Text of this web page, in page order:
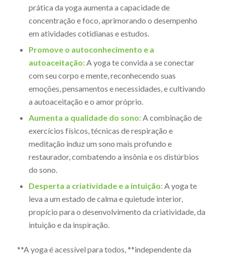
prática da yoga aumenta a capacidade de
concentração e foco, aprimorando o desempenho
em atividades cotidianas e estudos.
Promove o autoconhecimento e a
autoaceitação:A yoga te convida a se conectar
com seu corpo e mente, reconhecendo suas
emoções, pensamentos e necessidades, e cultivando
a autoaceitação e o amor próprio.
Aumenta a qualidade do sono:A combinação de
exercícios físicos, técnicas de respiração e
meditação induz um sono mais profundo e
restaurador, combatendo a insônia e os distúrbios
do sono.
Desperta a criatividade e a intuição:A yoga te
leva a um estado de calma e quietude interior,
propício para o desenvolvimento da criatividade, da
intuição e da inspiração.
**A yoga é acessível para todos, **independente da